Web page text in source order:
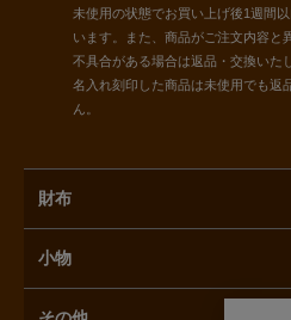
未使用の状態でお買い上げ後1週間
います。また、商品がご注文内容と
不具合がある場合は返品・交換いた
名入れ刻印した商品は未使用でも返
ん。
財布
小物